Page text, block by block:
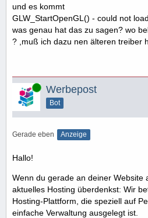
und es kommt
GLW_StartOpenGL() - could not
was genau hat das zu sagen? wo
? ,muß ich dazu nen älteren treiber
Online Werbepost
Bot
Gerade eben Anzeige
Hallo!
Wenn du gerade an deiner Website
aktuelles Hosting überdenkst: Wir
Hosting-Plattform, die speziell auf
einfache Verwaltung ausgelegt ist.